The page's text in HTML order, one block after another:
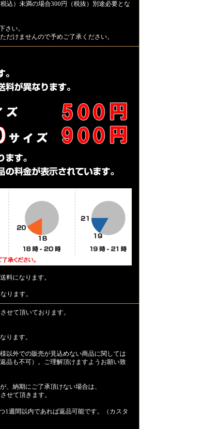
込）未満の場合300円（税抜）別途必要とな
さい。
だけませんので予めご了承ください。
料になります。
ります。
せて頂いております。
ります。
以外での販売が見込めない商品に関しては
品も不可）。ご理解頂けますようお願い致
、納期にご了承頂けない場合は、
せて頂きます。
週間以内であれば返品可能です。（カスタ